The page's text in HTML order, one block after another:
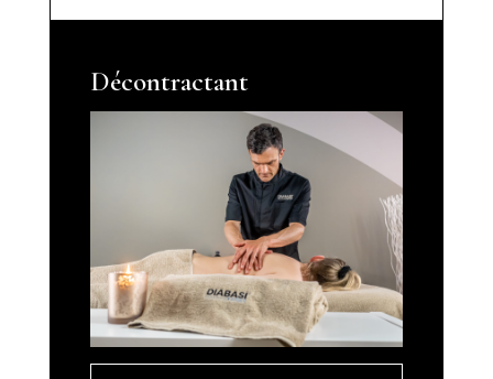
Décontractant